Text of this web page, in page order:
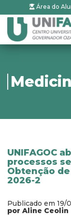
Área do
UNIFAGOC
processos
Obtenção
2026-2
Publicado em 19/
por Aline Ceolin